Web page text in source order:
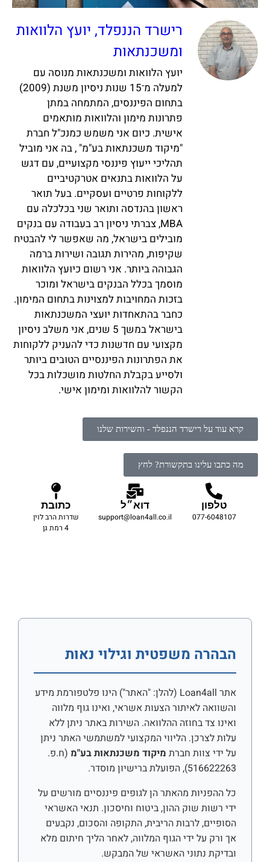
רישרד הננפלד, יועץ הלוואות
ומשכנתאות
יועץ הלוואות ומשכנתאות מנוסה עם
למעלה מ־15 שנות ניסיון משנת (2009)
בתחום הפיננסים, המתמחה במתן
פתרונות מימון והלוואות מותאמים
אישית. כיום אני משמש כמנכ"ל חברת
"מיקוד משכנתאות בע"מ" , בה אני מוביל
תהליכי ייעוץ פיננסי מקצועיים, עם דגש
על הלוואות בתנאים אטרקטיביים
ללקוחות פרטיים ועסקיים. בעל תואר
ראשון בהנדסה ותואר שני בכלכלה עם
MBA, צברתי ניסיון רב בעבודה עם בנקים
מובילים בישראל, מה שאפשר לי להבטיח
שקיפות, מהירות תגובה ושירות ברמה
הגבוהה ביותר. אני רשום כיועץ הלוואות
מוסמך בכלל הבנקים בישראל ומוכר
בזכות המחויבות למצוינות בתחום המימון.
כחבר בהתאחדות יועצי המשכנתאות
בישראל במשך 5 שנים, אני משלב ניסיון
מקצועי עם חדשנות כדי להעניק ללקוחות
את הפתרונות הפיננסיים הטובים ביותר
ולסייע בקבלת החלטות מושכלות בכל
הקשור להלוואות ומימון אישי.
קרא עוד על רישרד הננפלד - והשירות שלנו
מה כתבו עלינו בתקשורת? לחץ
טלפון
077-6048107
דוא״ל
support@loan4all.co.il
כתובת
שדרות הרב לוין
4 רמת גן
הבהרה משפטית וגילוי נאות
אתר Loan4all (להלן: "האתר") הינו פלטפורמת מידע
והשוואה לאיתור הצעות אשראי, ואינו גוף מלווה
ואינו צד בחוזה ההלוואה. השירות באתר ניתן ללא
עלות לצרכן. הליווי המקצועי למשתמשי האתר ניתן
על ידי צוות חברת מיקוד משכנתאות בע"מ (ח.פ.
516622263), הפועלת ברישיון מוסדר.
כל ההפניות מהאתר הן לגופים פיננסיים מורשים על
ידי רשות שוק ההון, ביטוח וחיסכון. תנאי האשראי
הסופיים, לרבות הריבית, התקופה והסכום, נקבעים
אך ורק על ידי הגוף המלווה, לאחר הליך חיתום מלא
ובדיקת נתוני האשראי של המבקש.